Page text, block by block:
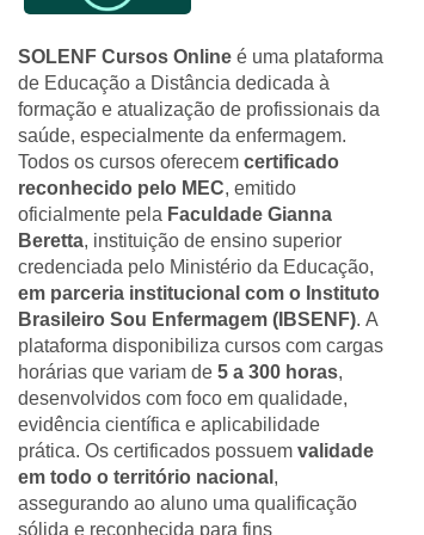
SOLENF Cursos Online é uma plataforma
de Educação a Distância dedicada à
formação e atualização de profissionais da
saúde, especialmente da enfermagem.
Todos os cursos oferecem certificado
reconhecido pelo MEC, emitido
oficialmente pela Faculdade Gianna
Beretta, instituição de ensino superior
credenciada pelo Ministério da Educação,
em parceria institucional com o Instituto
Brasileiro Sou Enfermagem (IBSENF). A
plataforma disponibiliza cursos com cargas
horárias que variam de 5 a 300 horas,
desenvolvidos com foco em qualidade,
evidência científica e aplicabilidade
prática. Os certificados possuem validade
em todo o território nacional ,
assegurando ao aluno uma qualificação
sólida e reconhecida para fins